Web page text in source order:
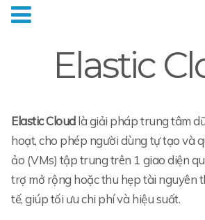
Elastic
Elastic Cloudlà giải pháp trung tâm
hoạt, cho phép người dùng tự tạo và
ảo (VMs) tập trung trên 1 giao diện
trợ mở rộng hoặc thu hẹp tài nguyên
tế, giúp tối ưu chi phí và hiệu suất.